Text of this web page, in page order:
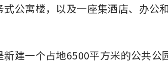
公寓楼，以及一座集酒店、办公
建一个占地6500平方米的公共公